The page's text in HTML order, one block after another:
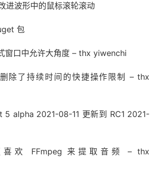
进波形中的鼠标滚轮滚动
包
窗口中允许大角度 – thx yiwenchi
除了持续时间的快捷操作限制 – thx
5 alpha 2021-08-11 更新到 RC1 2021-
喜欢 FFmpeg 来提取音频 – thx